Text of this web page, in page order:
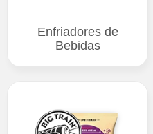
Enfriadores de
Bebidas